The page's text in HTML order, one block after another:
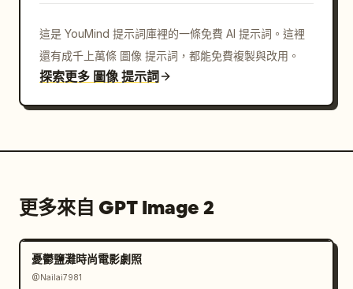
這是 YouMind 提示詞庫裡的一條免費 AI 提示詞。這裡
還有成千上萬條 圖像 提示詞，都能免費複製與改用。
探索更多 圖像 提示詞
更多來自 GPT Image 2
憂鬱鹽灘時尚電影劇照
@Nailai7981